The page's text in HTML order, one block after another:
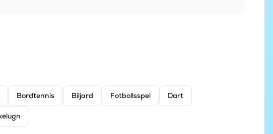
Bordtennis Biljard Fotbollsspel Dart